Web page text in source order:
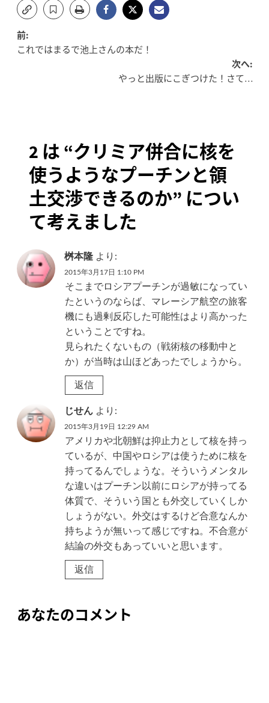
投
ー
シ
ョ
ン
前:
これではまるで池上さんの本だ！
次へ:
やっと出版にこぎつけた！さて…
2 は “クリミア併合に核を
使うようなプーチンと領
土交渉できるのか” につい
て考えました
桝本隆 より:
2015年3月17日 1:10 PM
そこまでロシアプーチンが過敏になってい
たというのならば、マレーシア航空の旅客
機にも過剰反応した可能性はより高かった
ということですね。
見られたくないもの（戦術核の移動中と
か）が当時は山ほどあったでしょうから。
返信
じせん より:
2015年3月19日 12:29 AM
アメリカや北朝鮮は抑止力として核を持っ
ているが、中国やロシアは使うために核を
持ってるんでしょうな。そういうメンタル
な違いはプーチン以前にロシアが持ってる
体質で、そういう国とも外交していくしか
しょうがない。外交はするけど合意なんか
持ちようが無いって感じですね。不合意が
結論の外交もあっていいと思います。
返信
あなたのコメント